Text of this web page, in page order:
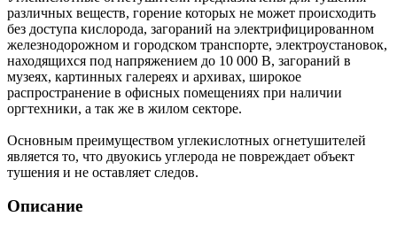
различных веществ, горение которых не может происходить
без доступа кислорода, загораний на электрифицированном
железнодорожном и городском транспорте, электроустановок,
находящихся под напряжением до 10 000 В, загораний в
музеях, картинных галереях и архивах, широкое
распространение в офисных помещениях при наличии
оргтехники, а так же в жилом секторе.
Основным преимуществом углекислотных огнетушителей
является то, что двуокись углерода не повреждает объект
тушения и не оставляет следов.
Описание